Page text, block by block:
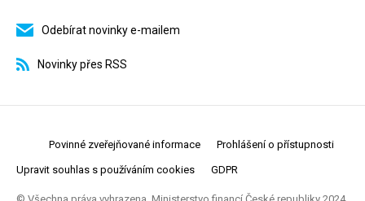
Odebírat novinky e-mailem
Novinky přes RSS
Povinné zveřejňované informace Prohlášení o přístupnosti
Upravit souhlas s používáním cookies GDPR